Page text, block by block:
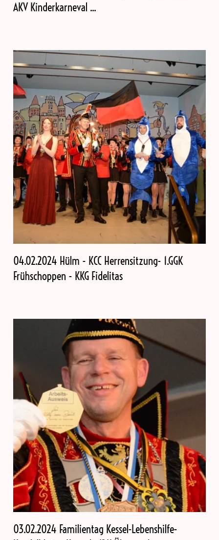
AKV Kinderkarneval ...
04.02.2024 Hülm - KCC Herrensitzung- 1.GGK
Frühschoppen - KKG Fidelitas
03.02.2024 Familientag Kessel-Lebenshilfe-